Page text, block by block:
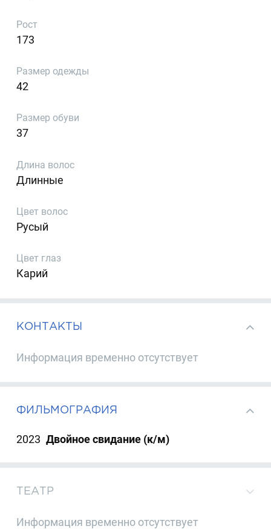
Рост
173
Размер одежды
42
Размер обуви
37
Длина волос
Длинные
Цвет волос
Русый
Цвет глаз
Карий
КОНТАКТЫ
Информация временно отсутствует
ФИЛЬМОГРАФИЯ
2023 Двойное свидание (к/м)
ТЕАТР
Информация временно отсутствует